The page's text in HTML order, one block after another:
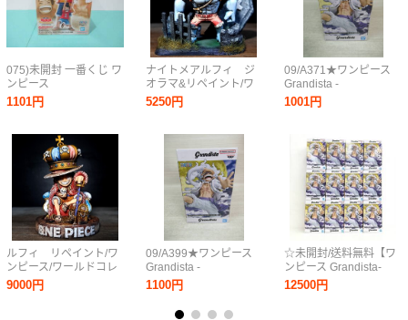
075)未開封 一番くじ ワ
ンピース
MONKEY.D.LUFFY 冒
険の記憶と未来への航
ー・D・ルフィ
MASTERLISE PLUS フ
ィギュア
1101円
ルフィ リペイント/ワ
ンピース/ワールドコレ
クタブルフィギュア/ワ
ーコレ/カスタムペイン
9000円
ナイトメアルフィ ジ
オラマ&リペイント/ワ
ンピース/ワールドコレ
クタブルフィギュア/ワ
5250円
09/A399★ワンピース
Grandista -
MONKEY.D.LUFFY
GEAR5-Ⅲ モンキー・
D・ルフィ ギア5★フィ
1100円
09/A371★ワンピース
Grandista -
MONKEY.D.LUFFY
GEAR5-Ⅲ モンキー・
ギュア★ニカ★バンダ
イ★プライズ★未開封
1001円
☆未開封/送料無料【ワ
ンピース Grandista-
MONKEY.D.LUFFY
GEAR5-Ⅲ（モンキ
12500円